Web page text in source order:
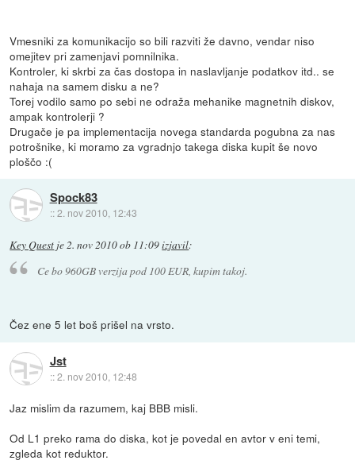
Vmesniki za komunikacijo so bili razviti že davno, vendar niso
omejitev pri zamenjavi pomnilnika.
Kontroler, ki skrbi za čas dostopa in naslavljanje podatkov itd.. se
nahaja na samem disku a ne?
Torej vodilo samo po sebi ne odraža mehanike magnetnih diskov,
ampak kontrolerji ?
Drugače je pa implementacija novega standarda pogubna za nas
potrošnike, ki moramo za vgradnjo takega diska kupit še novo
ploščo :(
Spock83
::2. nov 2010, 12:43
Key Quest je2. nov 2010 ob 11:09izjavil:
Ce bo 960GB verzija pod 100 EUR, kupim takoj.
Čez ene 5 let boš prišel na vrsto.
Jst
::2. nov 2010, 12:48
Jaz mislim da razumem, kaj BBB misli.
Od L1 preko rama do diska, kot je povedal en avtor v eni temi,
zgleda kot reduktor.